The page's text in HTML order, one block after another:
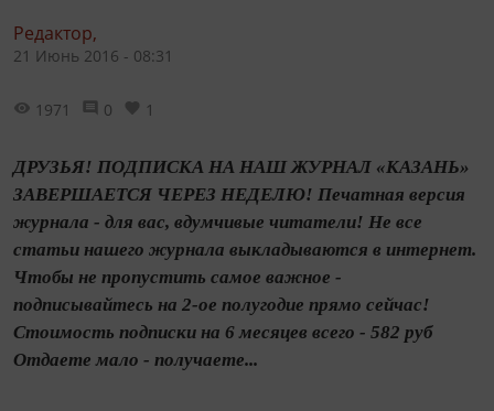
Редактор,
21 Июнь 2016 - 08:31
1971 0 1
ДРУЗЬЯ! ПОДПИСКА НА НАШ ЖУРНАЛ «КАЗАНЬ»
ЗАВЕРШАЕТСЯ ЧЕРЕЗ НЕДЕЛЮ! Печатная версия
журнала - для вас, вдумчивые читатели! Не все
статьи нашего журнала выкладываются в интернет.
Чтобы не пропустить самое важное -
подписывайтесь на 2-ое полугодие прямо сейчас!
Стоимость подписки на 6 месяцев всего - 582 руб
Отдаете мало - получаете...